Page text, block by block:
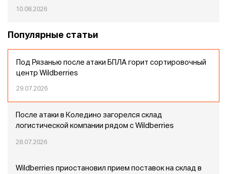
10.08.2026
Популярные статьи
Под Рязанью после атаки БПЛА горит сортировочный
центр Wildberries
29.07.2026
После атаки в Коледино загорелся склад
логистической компании рядом с Wildberries
28.07.2026
Wildberries приостановил прием поставок на склад в